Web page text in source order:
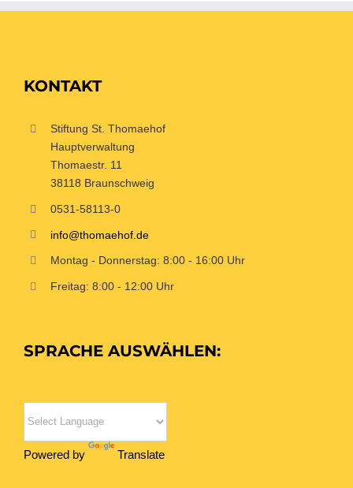
KONTAKT
Stiftung St. Thomaehof
Hauptverwaltung
Thomaestr. 11
38118 Braunschweig
0531-58113-0
info@thomaehof.de
Montag - Donnerstag: 8:00 - 16:00 Uhr
Freitag: 8:00 - 12:00 Uhr
SPRACHE AUSWÄHLEN:
Powered by Translate